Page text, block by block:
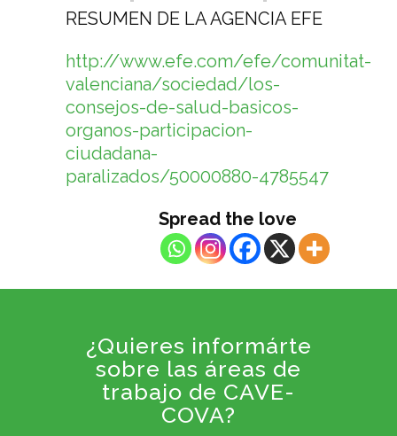
RESUMEN DE LA AGENCIA EFE
http://www.efe.com/efe/comunitat-
valenciana/sociedad/los-
consejos-de-salud-basicos-
organos-participacion-
ciudadana-
paralizados/50000880-4785547
Spread the love
¿Quieres informárte
sobre las áreas de
trabajo de CAVE-
COVA?